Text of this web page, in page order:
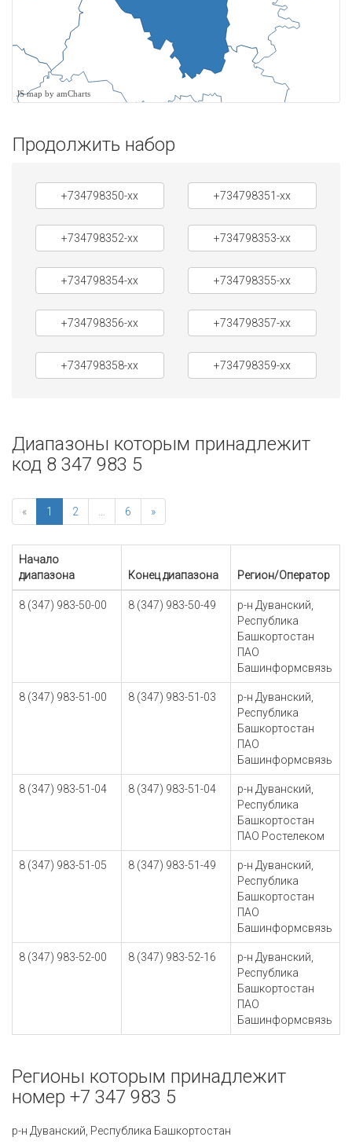
JS map by amCharts
Продолжить набор
+734798350-xx +734798351-xx
+734798352-xx +734798353-xx
+734798354-xx +734798355-xx
+734798356-xx +734798357-xx
+734798358-xx +734798359-xx
Диапазоны которым принадлежит
код 8 347 983 5
« 1 2 6 »
Начало
диапазона
Конец диапазона Регион/Оператор
8 (347) 983-50-00 8 (347) 983-50-49
р-н Дуванский,
Республика
Башкортостан
ПАО
Башинформсвязь
8 (347) 983-51-00 8 (347) 983-51-03
р-н Дуванский,
Республика
Башкортостан
ПАО
Башинформсвязь
8 (347) 983-51-04 8 (347) 983-51-04
р-н Дуванский,
Республика
Башкортостан
ПАО Ростелеком
8 (347) 983-51-05 8 (347) 983-51-49
р-н Дуванский,
Республика
Башкортостан
ПАО
Башинформсвязь
8 (347) 983-52-00 8 (347) 983-52-16
р-н Дуванский,
Республика
Башкортостан
ПАО
Башинформсвязь
Регионы которым принадлежит
номер +7 347 983 5
р-н Дуванский, Республика Башкортостан